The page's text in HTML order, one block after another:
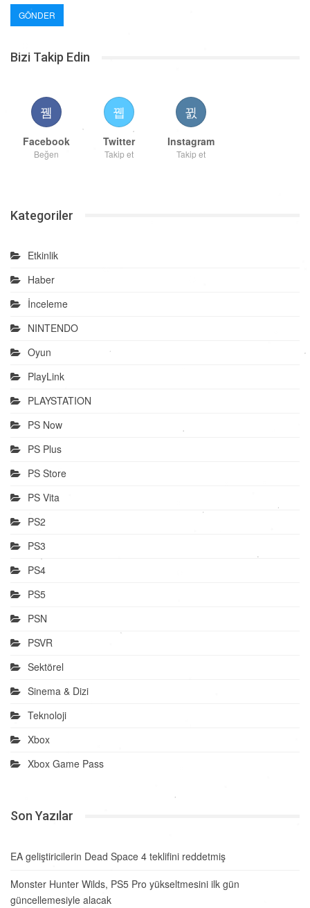
Bizi Takip Edin
Facebook
Beğen
Twitter
Takip et
Instagram
Takip et
Kategoriler
Etkinlik
Haber
İnceleme
NINTENDO
Oyun
PlayLink
PLAYSTATION
PS Now
PS Plus
PS Store
PS Vita
PS2
PS3
PS4
PS5
PSN
PSVR
Sektörel
Sinema & Dizi
Teknoloji
Xbox
Xbox Game Pass
Son Yazılar
EA geliştiricilerin Dead Space 4 teklifini reddetmiş
Monster Hunter Wilds, PS5 Pro yükseltmesini ilk gün
güncellemesiyle alacak